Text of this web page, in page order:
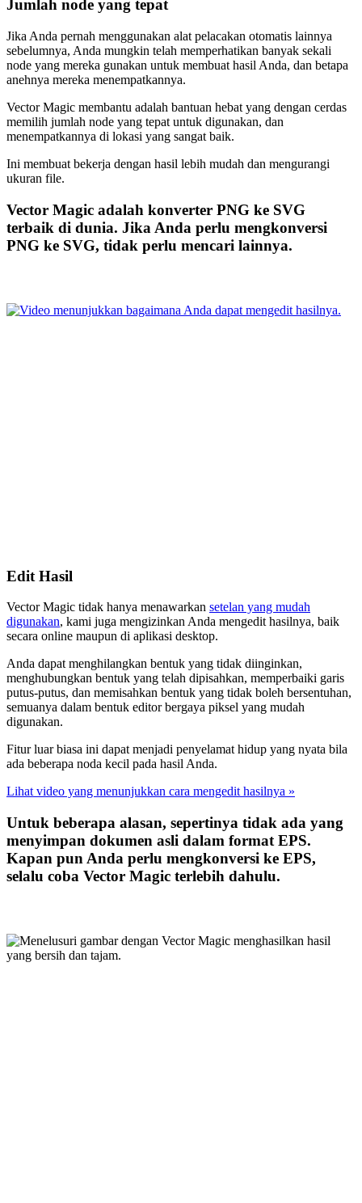
Jumlah node yang tepat
Jika Anda pernah menggunakan alat pelacakan otomatis lainnya
sebelumnya, Anda mungkin telah memperhatikan banyak sekali
node yang mereka gunakan untuk membuat hasil Anda, dan betapa
anehnya mereka menempatkannya.
Vector Magic membantu adalah bantuan hebat yang dengan cerdas
memilih jumlah node yang tepat untuk digunakan, dan
menempatkannya di lokasi yang sangat baik.
Ini membuat bekerja dengan hasil lebih mudah dan mengurangi
ukuran file.
Vector Magic adalah konverter PNG ke SVG
terbaik di dunia. Jika Anda perlu mengkonversi
PNG ke SVG, tidak perlu mencari lainnya.
Edit Hasil
Vector Magic tidak hanya menawarkan setelan yang mudah
digunakan, kami juga mengizinkan Anda mengedit hasilnya, baik
secara online maupun di aplikasi desktop.
Anda dapat menghilangkan bentuk yang tidak diinginkan,
menghubungkan bentuk yang telah dipisahkan, memperbaiki garis
putus-putus, dan memisahkan bentuk yang tidak boleh bersentuhan,
semuanya dalam bentuk editor bergaya piksel yang mudah
digunakan.
Fitur luar biasa ini dapat menjadi penyelamat hidup yang nyata bila
ada beberapa noda kecil pada hasil Anda.
Lihat video yang menunjukkan cara mengedit hasilnya »
Untuk beberapa alasan, sepertinya tidak ada yang
menyimpan dokumen asli dalam format EPS.
Kapan pun Anda perlu mengkonversi ke EPS,
selalu coba Vector Magic terlebih dahulu.